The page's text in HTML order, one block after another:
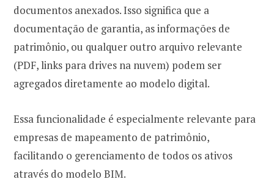
documentos anexados. Isso significa que a
documentação de garantia, as informações de
patrimônio, ou qualquer outro arquivo relevante
(PDF, links para drives na nuvem) podem ser
agregados diretamente ao modelo digital.
Essa funcionalidade é especialmente relevante para
empresas de mapeamento de patrimônio,
facilitando o gerenciamento de todos os ativos
através do modelo BIM.